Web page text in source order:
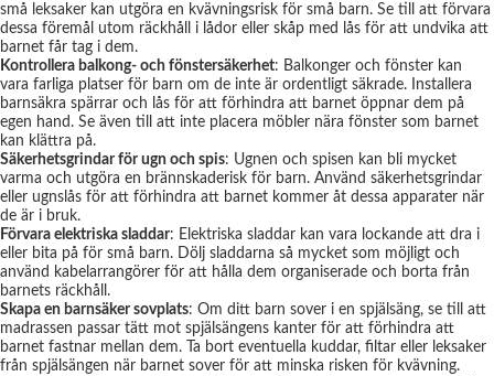
små leksaker kan utgöra en kvävningsrisk för små barn. Se till att förvara
dessa föremål utom räckhåll i lådor eller skåp med lås för att undvika att
barnet får tag i dem.
Kontrollera balkong- och fönstersäkerhet: Balkonger och fönster kan
vara farliga platser för barn om de inte är ordentligt säkrade. Installera
barnsäkra spärrar och lås för att förhindra att barnet öppnar dem på
egen hand. Se även till att inte placera möbler nära fönster som barnet
kan klättra på.
Säkerhetsgrindar för ugn och spis: Ugnen och spisen kan bli mycket
varma och utgöra en brännskaderisk för barn. Använd säkerhetsgrindar
eller ugnslås för att förhindra att barnet kommer åt dessa apparater när
de är i bruk.
Förvara elektriska sladdar: Elektriska sladdar kan vara lockande att dra i
eller bita på för små barn. Dölj sladdarna så mycket som möjligt och
använd kabelarrangörer för att hålla dem organiserade och borta från
barnets räckhåll.
Skapa en barnsäker sovplats: Om ditt barn sover i en spjälsäng, se till att
madrassen passar tätt mot spjälsängens kanter för att förhindra att
barnet fastnar mellan dem. Ta bort eventuella kuddar, filtar eller leksaker
från spjälsängen när barnet sover för att minska risken för kvävning.